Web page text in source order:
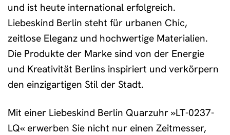
und ist heute international erfolgreich.
Liebeskind Berlin steht für urbanen Chic,
zeitlose Eleganz und hochwertige Materialien.
Die Produkte der Marke sind von der Energie
und Kreativität Berlins inspiriert und verkörpern
den einzigartigen Stil der Stadt.
Mit einer Liebeskind Berlin Quarzuhr »LT-0237-
LQ« erwerben Sie nicht nur einen Zeitmesser,